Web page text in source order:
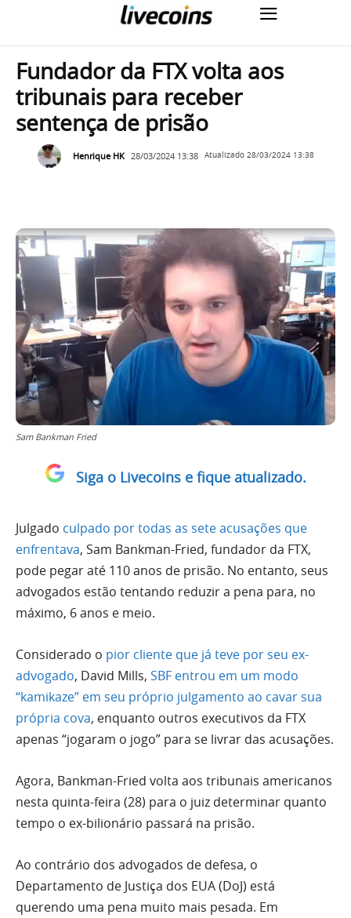
Fundador da FTX volta aos
tribunais para receber
sentença de prisão
Henrique HK 28/03/2024 13:38 Atualizado 28/03/2024 13:38
Sam Bankman Fried
Siga o Livecoins e fique atualizado.
Julgado culpado por todas as sete acusações que
enfrentava, Sam Bankman-Fried, fundador da FTX,
pode pegar até 110 anos de prisão. No entanto, seus
advogados estão tentando reduzir a pena para, no
máximo, 6 anos e meio.
Considerado o pior cliente que já teve por seu ex-
advogado, David Mills, SBF entrou em um modo
“kamikaze” em seu próprio julgamento ao cavar sua
própria cova, enquanto outros executivos da FTX
apenas “jogaram o jogo” para se livrar das acusações.
Agora, Bankman-Fried volta aos tribunais americanos
nesta quinta-feira (28) para o juiz determinar quanto
tempo o ex-bilionário passará na prisão.
Ao contrário dos advogados de defesa, o
Departamento de Justiça dos EUA (DoJ) está
querendo uma pena muito mais pesada. Em